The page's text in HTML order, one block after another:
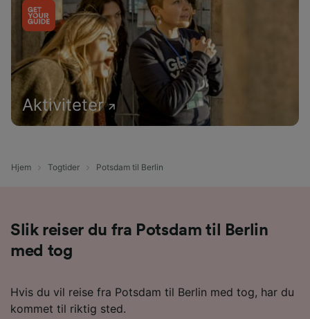
Aktiviteter
Hjem Togtider Potsdam til Berlin
Slik reiser du fra Potsdam til Berlin
med tog
Hvis du vil reise fra Potsdam til Berlin med tog, har du
kommet til riktig sted.